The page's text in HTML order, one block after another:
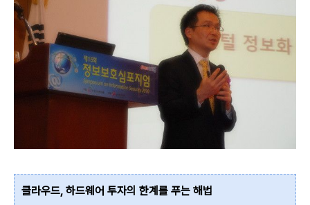
클라우드, 하드웨어 투자의 한계를 푸는 해법